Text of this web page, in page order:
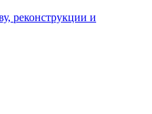
реконструкции и